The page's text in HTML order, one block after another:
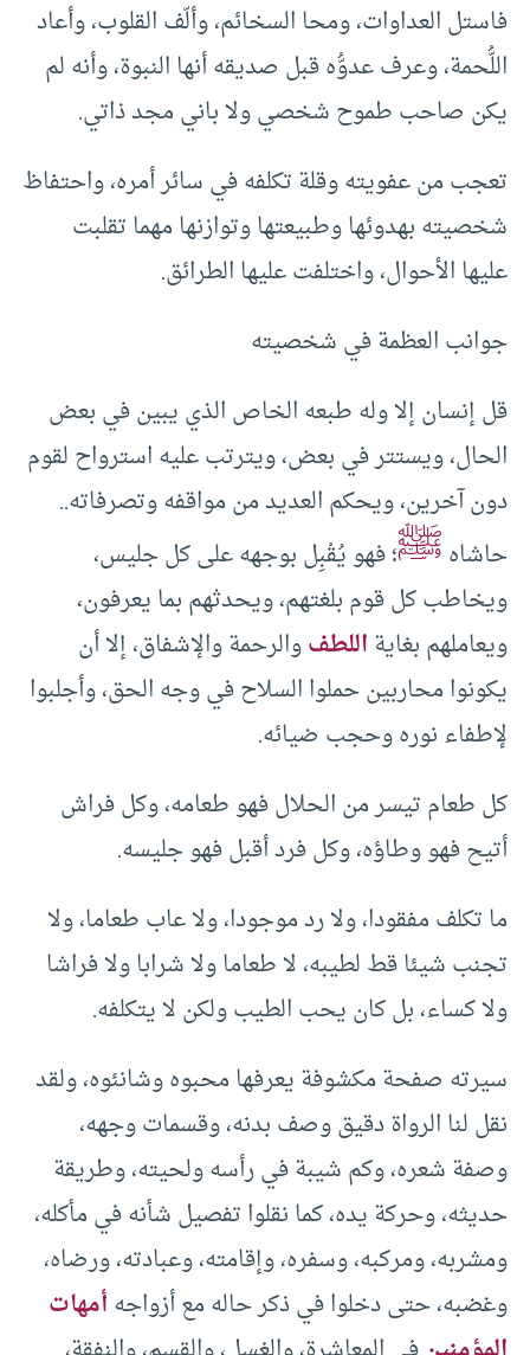
فاستل العداوات، ومحا السخائم، وألّف القلوب، وأعاد
اللُّحمة، وعرف عدوُّه قبل صديقه أنها النبوة، وأنه لم
يكن صاحب طموح شخصي ولا باني مجد ذاتي.
تعجب من عفويته وقلة تكلفه في سائر أمره، واحتفاظ
شخصيته بهدوئها وطبيعتها وتوازنها مهما تقلبت
عليها الأحوال، واختلفت عليها الطرائق.
جوانب العظمة في شخصيته
قل إنسان إلا وله طبعه الخاص الذي يبين في بعض
الحال، ويستتر في بعض، ويترتب عليه استرواح لقوم
دون آخرين، ويحكم العديد من مواقفه وتصرفاته..
حاشاهﷺ؛ فهو يُقْبِل بوجهه على كل جليس،
ويخاطب كل قوم بلغتهم، ويحدثهم بما يعرفون،
ويعاملهم بغايةاللطفوالرحمة والإشفاق، إلا أن
يكونوا محاربين حملوا السلاح في وجه الحق، وأجلبوا
لإطفاء نوره وحجب ضيائه.
كل طعام تيسر من الحلال فهو طعامه، وكل فراش
أتيح فهو وطاؤه، وكل فرد أقبل فهو جليسه.
ما تكلف مفقودا، ولا رد موجودا، ولا عاب طعاما، ولا
تجنب شيئا قط لطيبه، لا طعاما ولا شرابا ولا فراشا
ولا كساء، بل كان يحب الطيب ولكن لا يتكلفه.
سيرته صفحة مكشوفة يعرفها محبوه وشانئوه، ولقد
نقل لنا الرواة دقيق وصف بدنه، وقسمات وجهه،
وصفة شعره، وكم شيبة في رأسه ولحيته، وطريقة
حديثه، وحركة يده، كما نقلوا تفصيل شأنه في مأكله،
ومشربه، ومركبه، وسفره، وإقامته، وعبادته، ورضاه،
وغضبه، حتى دخلوا في ذكر حاله مع أزواجهأمهات